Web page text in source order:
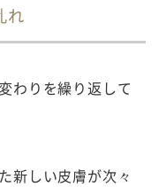
れ
わりを繰り返して
新しい皮膚が次々